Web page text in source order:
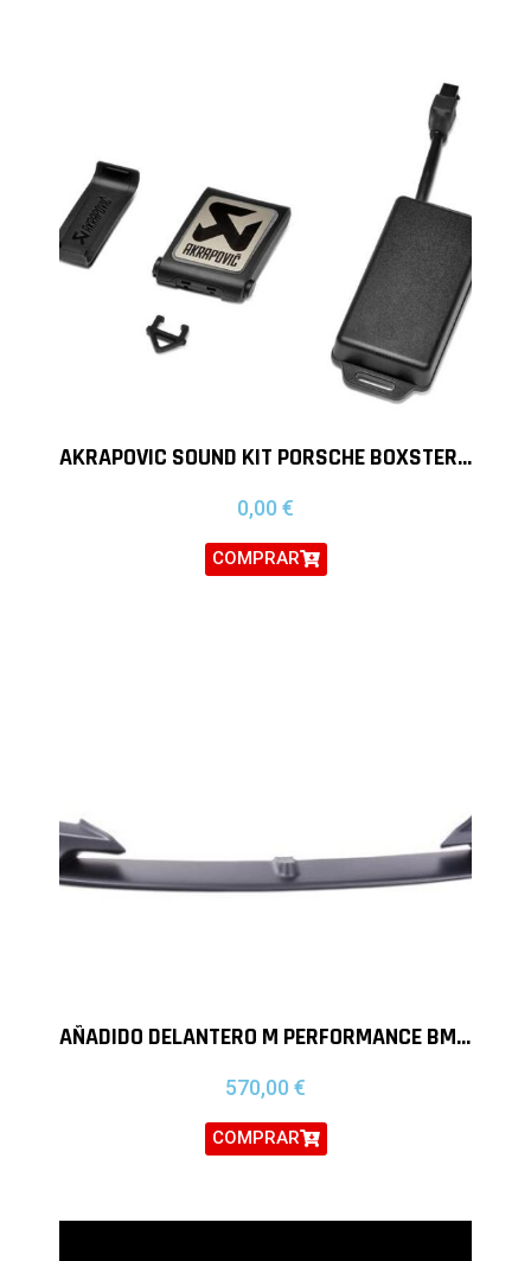
AKRAPOVIC SOUND KIT PORSCHE BOXSTER 981 Y CAYMAN 981
0,00 €
COMPRAR
AÑADIDO DELANTERO M PERFORMANCE BMW F30 F31
570,00 €
COMPRAR